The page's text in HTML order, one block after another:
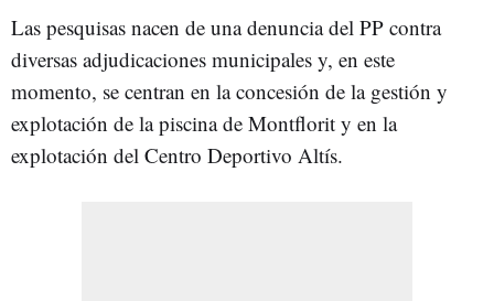
Las pesquisas nacen de una denuncia del PP contra
diversas adjudicaciones municipales y, en este
momento, se centran en la concesión de la gestión y
explotación de la piscina de Montflorit y en la
explotación del Centro Deportivo Altís.